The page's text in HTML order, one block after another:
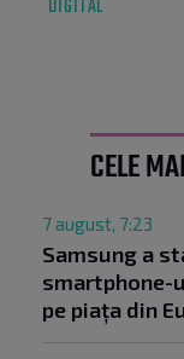
DIGITAL
CELE
7 august, 7:23
Samsung a
smartphone-
pe piața din